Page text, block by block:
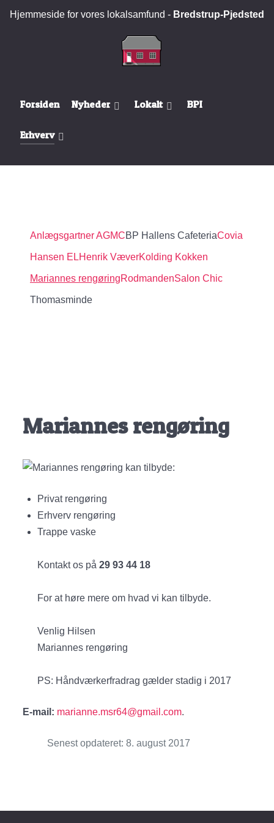
Hjemmeside for vores lokalsamfund - Bredstrup-Pjedsted
Forsiden Nyheder Lokalt BPI
Erhverv
Anlægsgartner AGMCBP Hallens CafeteriaCovia
Hansen ELHenrik VæverKolding Kokken
Mariannes rengøringRodmandenSalon Chic
Thomasminde
Mariannes rengøring
Mariannes rengøring kan tilbyde:
Privat rengøring
Erhverv rengøring
Trappe vaske
Kontakt os på 29 93 44 18
For at høre mere om hvad vi kan tilbyde.
Venlig Hilsen
Mariannes rengøring
PS: Håndværkerfradrag gælder stadig i 2017
E-mail: marianne.msr64@gmail.com.
Senest opdateret: 8. august 2017